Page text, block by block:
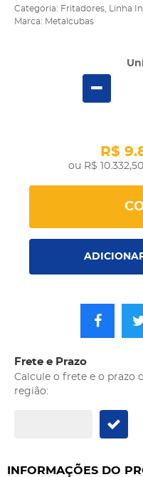
Categoria: Fritadores
Linha
Marca: Metalcubas
R$ 10.332,50
R$
Frete e Prazo
Calcule o frete e o prazo
região:
INFORMAÇÕES DO